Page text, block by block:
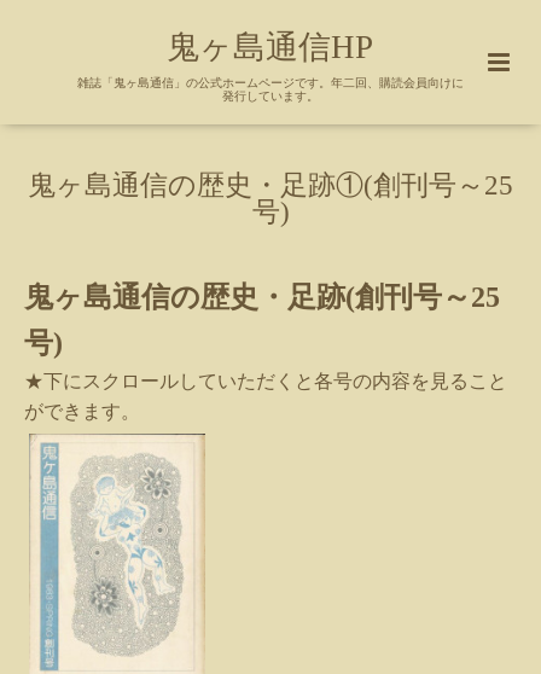
鬼ヶ島通信HP
雑誌「鬼ヶ島通信」の公式ホームページです。年二回、購読会員向けに
発行しています。
鬼ヶ島通信の歴史・足跡①(創刊号～25
号)
鬼ヶ島通信の歴史・足跡(創刊 号～25
号)
★下にスクロールしていただくと各号の内容を見ること
ができます。